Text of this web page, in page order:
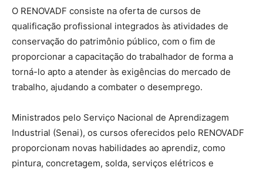
O RENOVADF consiste na oferta de cursos de
qualificação profissional integrados às atividades de
conservação do patrimônio público, com o fim de
proporcionar a capacitação do trabalhador de forma a
torná-lo apto a atender às exigências do mercado de
trabalho, ajudando a combater o desemprego.
Ministrados pelo Serviço Nacional de Aprendizagem
Industrial (Senai), os cursos oferecidos pelo RENOVADF
proporcionam novas habilidades ao aprendiz, como
pintura, concretagem, solda, serviços elétricos e